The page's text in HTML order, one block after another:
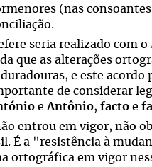
(nas
seria realizado com o
que as alterações
e este
de considerar
e Antônio, facto e
entrou em vigor, não
É a "resistência à
ortográfica em vigor